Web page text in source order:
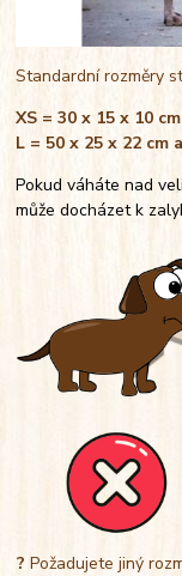
Standardní rozměry
XS = 30 x 15 x 10
L = 50 x 25 x 22 cm
Pokud váháte nad
může docházet k
? Požadujete jiný